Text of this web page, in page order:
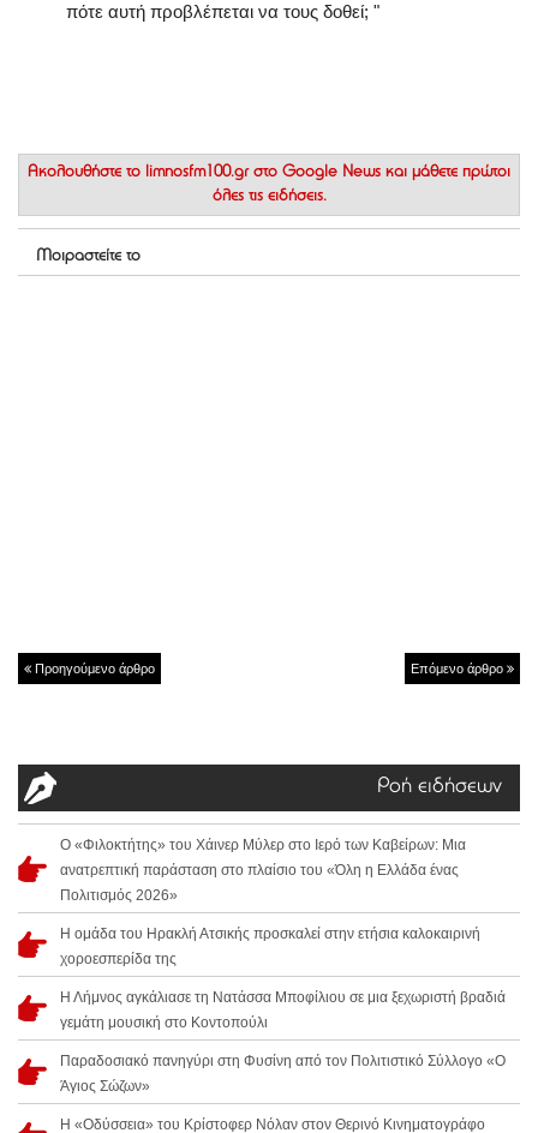
πότε αυτή προβλέπεται να τους δοθεί; "
Ακολουθήστε το limnosfm100.gr στο Google News και μάθετε πρώτοι
όλες τις ειδήσεις.
Μοιραστείτε το
Προηγούμενο άρθρο Επόμενο άρθρο
Ροή ειδήσεων
Ο «Φιλοκτήτης» του Χάινερ Μύλερ στο Ιερό των Καβείρων: Μια
ανατρεπτική παράσταση στο πλαίσιο του «Όλη η Ελλάδα ένας
Πολιτισμός 2026»
Η ομάδα του Ηρακλή Ατσικής προσκαλεί στην ετήσια καλοκαιρινή
χοροεσπερίδα της
Η Λήμνος αγκάλιασε τη Νατάσσα Μποφίλιου σε μια ξεχωριστή βραδιά
γεμάτη μουσική στο Κοντοπούλι
Παραδοσιακό πανηγύρι στη Φυσίνη από τον Πολιτιστικό Σύλλογο «Ο
Άγιος Σώζων»
Η «Οδύσσεια» του Κρίστοφερ Νόλαν στον Θερινό Κινηματογράφο